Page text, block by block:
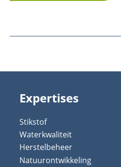
Expertises
Stikstof
Waterkwaliteit
Herstelbeheer
Natuurontwikkeling